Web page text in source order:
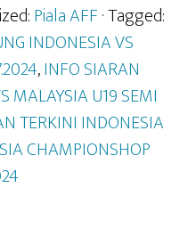
Piala AFF· Tagged:
INDONESIA VS
,INFO SIARAN
MALAYSIA U19 SEMI
TERKINI INDONESIA
CHAMPIONSHOP